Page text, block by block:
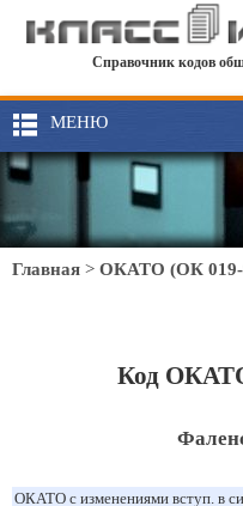
Справочник кодов
МЕНЮ
Главная > ОКАТО (ОК 019-
Код
ОКАТО с изменениями вступ. в